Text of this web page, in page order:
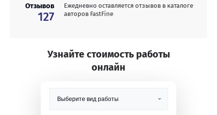
Отзывов
127
Ежедневно оставляется отзывов в каталоге
авторов FastFine
Узнайте стоимость работы
онлайн